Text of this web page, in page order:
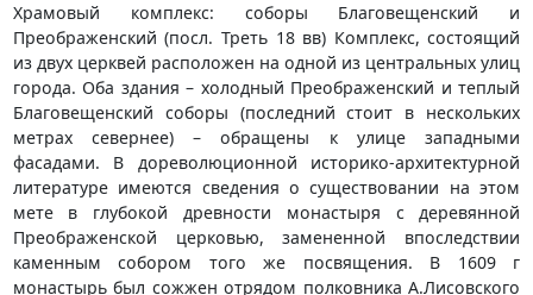
Храмовый комплекс: соборы Благовещенский и
Преображенский (посл. Треть 18 вв) Комплекс, состоящий
из двух церквей расположен на одной из центральных улиц
города. Оба здания – холодный Преображенский и теплый
Благовещенский соборы (последний стоит в нескольких
метрах севернее) – обращены к улице западными
фасадами. В дореволюционной историко-архитектурной
литературе имеются сведения о существовании на этом
мете в глубокой древности монастыря с деревянной
Преображенской церковью, замененной впоследствии
каменным собором того же посвящения. В 1609 г
монастырь был сожжен отрядом полковника А.Лисовского